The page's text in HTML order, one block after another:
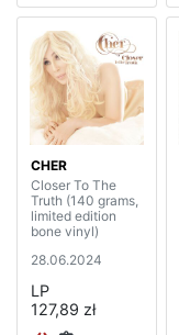
CHER
Closer To The
Truth (140 grams,
limited edition
bone vinyl)
28.06.2024
LP
127,89 zł